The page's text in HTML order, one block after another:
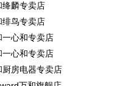
绛麟专卖店
绯鸟专卖店
一心和专卖店
一心和专卖店
厨房电器专卖店